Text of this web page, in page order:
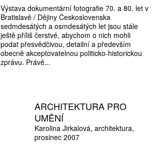
Výstava dokumentární fotografie 70. a 80. let v
Bratislavě / Dějiny Československa
sedmdesátých a osmdesátých let jsou stále
ještě příliš čerstvé, abychom o nich mohli
podat přesvědčivou, detailní a především
obecně akceptovatelnou politicko-historickou
zprávu. Právě...
ARCHITEKTURA PRO
UMĚNÍ
Karolina Jirkalová architektura
prosinec 2007